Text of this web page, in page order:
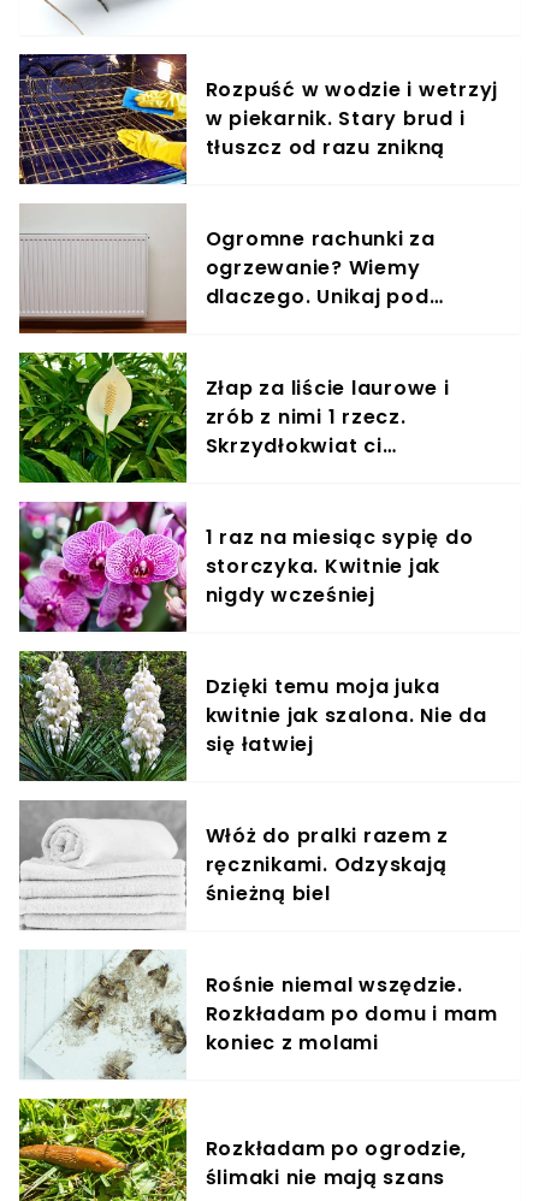
Rozpuść w wodzie i wetrzyj
w piekarnik. Stary brud i
tłuszcz od razu znikną
Ogromne rachunki za
ogrzewanie? Wiemy
dlaczego. Unikaj pod
Złap za liście laurowe i
zrób z nimi 1 rzecz.
Skrzydłokwiat ci
1 raz na miesiąc sypię do
storczyka. Kwitnie jak
nigdy wcześniej
Dzięki temu moja juka
kwitnie jak szalona. Nie da
się łatwiej
Włóż do pralki razem z
ręcznikami. Odzyskają
śnieżną biel
Rośnie niemal wszędzie.
Rozkładam po domu i mam
koniec z molami
Rozkładam po ogrodzie,
ślimaki nie mają szans